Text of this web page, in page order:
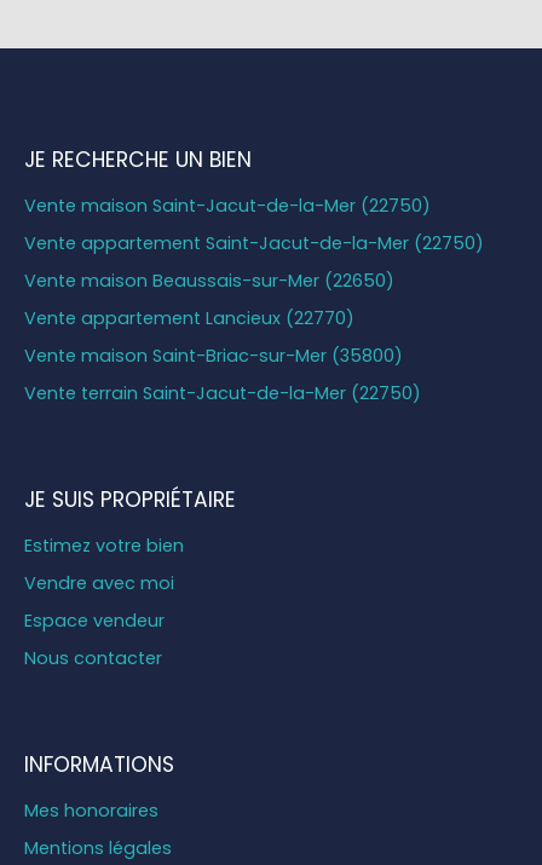
JE RECHERCHE UN BIEN
Vente maison Saint-Jacut-de-la-Mer (22750)
Vente appartement Saint-Jacut-de-la-Mer (22750)
Vente maison Beaussais-sur-Mer (22650)
Vente appartement Lancieux (22770)
Vente maison Saint-Briac-sur-Mer (35800)
Vente terrain Saint-Jacut-de-la-Mer (22750)
JE SUIS PROPRIÉTAIRE
Estimez votre bien
Vendre avec moi
Espace vendeur
Nous contacter
INFORMATIONS
Mes honoraires
Mentions légales